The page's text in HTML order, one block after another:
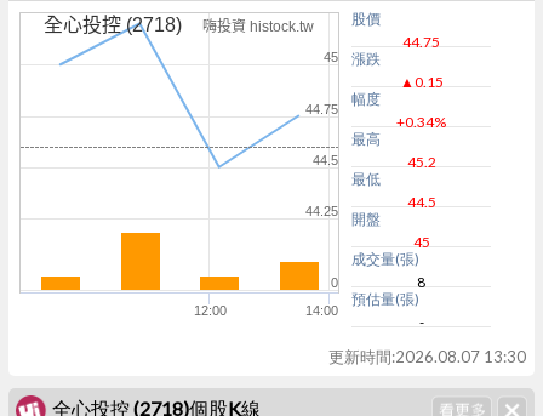
全心投控 (2718) 嗨投資 histock.tw
12:00 14:00
44.25
44.5
44.75
45
0
股價
44.75
漲跌
▲0.15
幅度
+0.34%
最高
45.2
最低
44.5
開盤
45
成交量(張)
8
預估量(張)
-
更新時間:2026.08.07 13:30
全心投控 (2718)個股K線